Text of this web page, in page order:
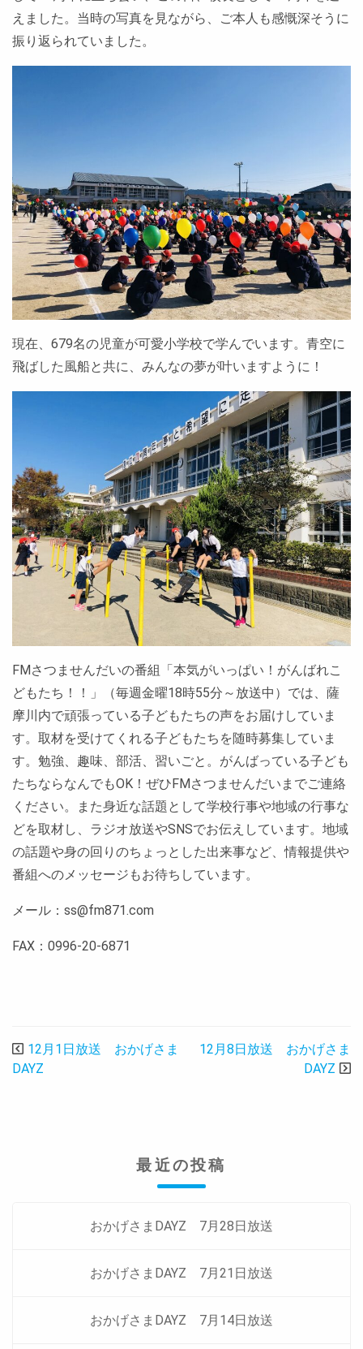
えました。当時の写真を見ながら、ご本人も感慨深そうに
振り返られていました。
現在、679名の児童が可愛小学校で学んでいます。青空に
飛ばした風船と共に、みんなの夢が叶いますように！
FMさつませんだいの番組「本気がいっぱい！がんばれこ
どもたち！！」（毎週金曜18時55分～放送中）では、薩
摩川内で頑張っている子どもたちの声をお届けしていま
す。取材を受けてくれる子どもたちを随時募集していま
す。勉強、趣味、部活、習いごと。がんばっている子ども
たちならなんでもOK！ぜひFMさつませんだいまでご連絡
ください。また身近な話題として学校行事や地域の行事な
どを取材し、ラジオ放送やSNSでお伝えしています。地域
の話題や身の回りのちょっとした出来事など、情報提供や
番組へのメッセージもお待ちしています。
メール：ss@fm871.com
FAX：0996-20-6871
稿
12月1日放送 おかげさま
DAYZ
12月8日放送 おかげさま
DAYZ
最近の投稿
おかげさまDAYZ 7月28日放送
おかげさまDAYZ 7月21日放送
おかげさまDAYZ 7月14日放送